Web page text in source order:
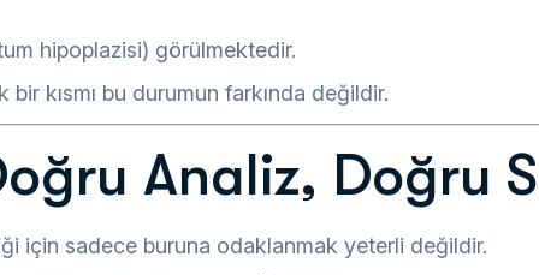
hipoplazisi) görülmektedir.
bir kısmı bu durumun farkında değildir.
Analiz, Doğru
için sadece buruna odaklanmak yeterli değildir.